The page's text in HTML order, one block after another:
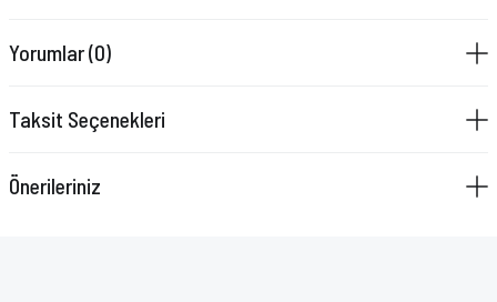
Yorumlar (0)
Taksit Seçenekleri
Önerileriniz